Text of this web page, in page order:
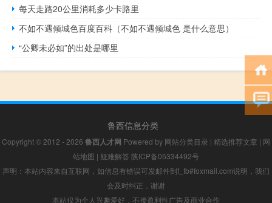
每天走路20公里消耗多少卡路里
不如不遇倾城色百度百科（不如不遇倾城色 是什么意思）
“公卿未必如”的出处是哪里
鲁西信息分类
Copyright © 2012 - 2026 鲁西人才网 Powered by 网站分类目录 | 精选推荐文章 | 网
站地图 | 疑难解答 陕ICP备05334492号
声明：本站内容来自互联网，如信息有错误可发邮件到f_fb#foxmail.com说明，我们
会及时纠正，谢谢
本站仅为个人兴趣爱好，不接盈利性广告及商业合作